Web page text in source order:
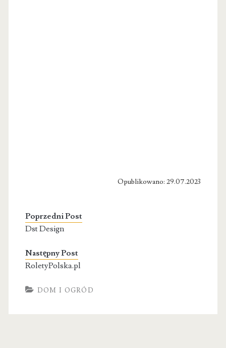
Opublikowano: 29.07.2023
Poprzedni Post
Dst Design
Następny Post
RoletyPolska.pl
DOM I OGRÓD